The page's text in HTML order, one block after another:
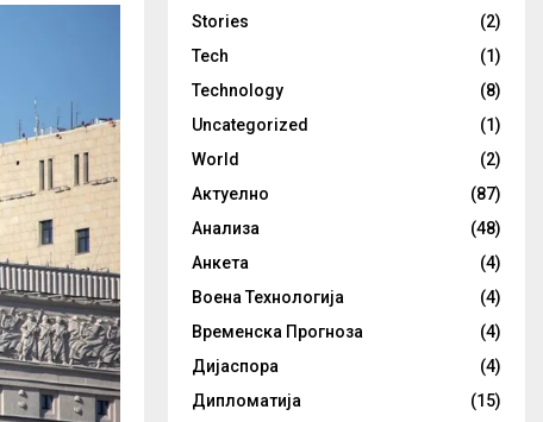
Stories
(2)
Tech
(1)
Technology
(8)
Uncategorized
(1)
World
(2)
Актуелно
(87)
Анализа
(48)
Анкета
(4)
Воена Технологија
(4)
Временска Прогноза
(4)
Дијаспора
(4)
Дипломатија
(15)